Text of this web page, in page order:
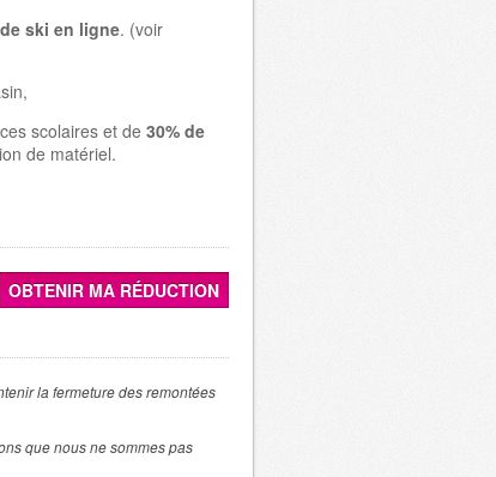
ski en ligne. (voir
scolaires et de 30% de
de matériel.
OBTENIR MA RÉDUCTION
la fermeture des remontées
que nous ne sommes pas